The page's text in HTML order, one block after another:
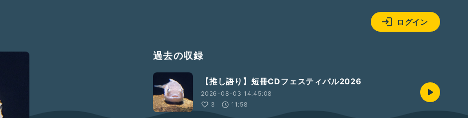
ログイン
過去の収録
【推し語り】短冊CDフェスティバル2026
2026-08-03 14:45:08
3
11:58